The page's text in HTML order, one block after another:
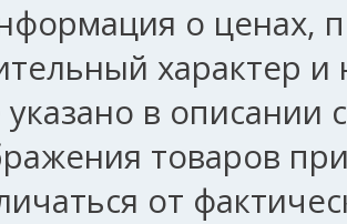
о ценах,
характер
в описании
товаров
от